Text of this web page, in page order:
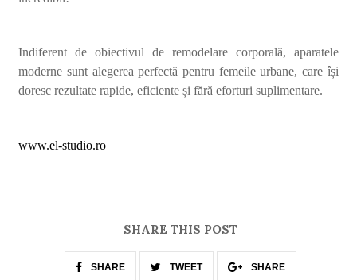
Indiferent de obiectivul de remodelare corporală, aparatele
moderne sunt alegerea perfectă pentru femeile urbane, care își
doresc rezultate rapide, eficiente și fără eforturi suplimentare.
www.el-studio.ro
SHARE THIS POST
SHARE TWEET SHARE